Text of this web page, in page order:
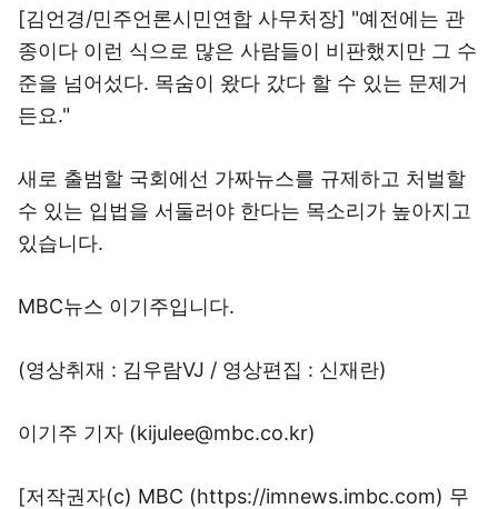
[김언경/민주언론시민연합 사무처장] "예전에는 관
종이다 이런 식으로 많은 사람들이 비판했지만 그 수
준을 넘어섰다. 목숨이 왔다 갔다 할 수 있는 문제거
든요."
새로 출범할 국회에선 가짜뉴스를 규제하고 처벌할
수 있는 입법을 서둘러야 한다는 목소리가 높아지고
있습니다.
MBC뉴스 이기주입니다.
(영상취재 : 김우람VJ / 영상편집 : 신재란)
이기주 기자 (kijulee@mbc.co.kr)
[저작권자(c) MBC (https://imnews.imbc.com) 무